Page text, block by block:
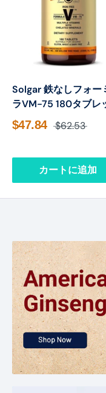
Solgar 鉄なしフォー
ラVM-75 180タブレ
$47.84 $62.53
カートに追加